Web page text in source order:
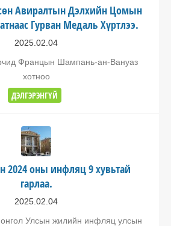
Авиралтын Дэлхийн Цомын
Гурван Медаль Хүртлээ.
2025.02.04
Францын Шампань-ан-Вануаз
хотноо
ДЭЛГЭРЭНГҮЙ
2024 оны инфляц 9 хувьтай
гарлаа.
2025.02.04
Улсын жилийн инфляц улсын